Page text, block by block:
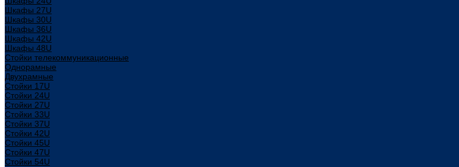
Шкафы 27U
Шкафы 30U
Шкафы 36U
Шкафы 42U
Шкафы 48U
Стойки телекоммуникационные
Однорамные
Двухрамные
Стойки 17U
Стойки 24U
Стойки 27U
Стойки 33U
Стойки 37U
Стойки 42U
Стойки 45U
Стойки 47U
Стойки 54U